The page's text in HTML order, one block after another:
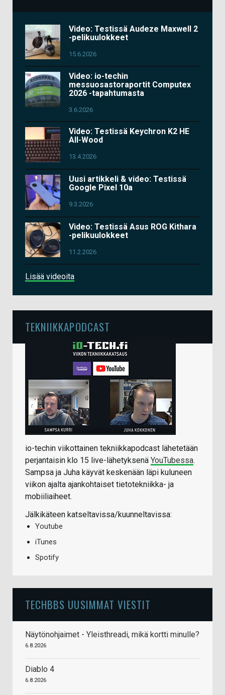
Video: Testissä Audeze Maxwell 2
-pelikuulokkeet
15.6.2026
Video: io-techin
messuosastoraportit Computex
2026 -tapahtumasta
3.6.2026
Video: Testissä Keychron K2 HE
All-Wood
13.4.2026
Uusi artikkeli & video: Testissä
Google Pixel 10a
9.3.2026
Video: Testissä Asus ROG Kithara
-pelikuulokkeet
11.2.2026
Lisää videoita
TEKNIIKKAPODCAST
io-techin viikottainen tekniikkapodcast lähetetään
perjantaisin klo 15 live-lähetyksenä YouTubessa.
Sampsa ja Juha käyvät keskenään läpi kuluneen
viikon ajalta ajankohtaiset tietotekniikka- ja
mobiiliaiheet.
Jälkikäteen katseltavissa/kuunneltavissa:
Youtube
iTunes
Spotify
TECHBBS UUSIMMAT VIESTIT
Näytönohjaimet - Yleisthreadi, mikä kortti minulle?
6.8.2026
Diablo 4
6.8.2026